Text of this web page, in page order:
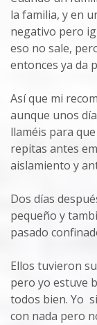
la familia, y en
negativo pero
eso no sale,
entonces ya da
Así que mi
aunque unos
llaméis para
repitas antes
aislamiento y
Dos días
pequeño y
pasado
Ellos tuvieron
pero yo estuve
todos bien. Yo
con nada pero